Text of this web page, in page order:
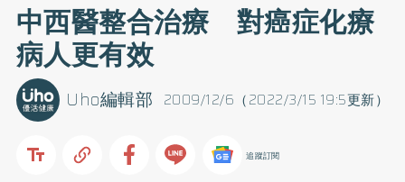
中西醫整合治療 對癌症化療
病人更有效
2009/12/6（2022/3/15 19:5更新）
Uho編輯部
追蹤訂閱